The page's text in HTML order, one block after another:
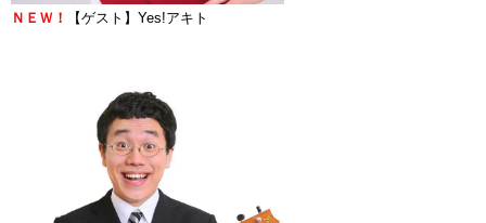
ＮＥＷ！ 【ゲスト】 Yes!アキト